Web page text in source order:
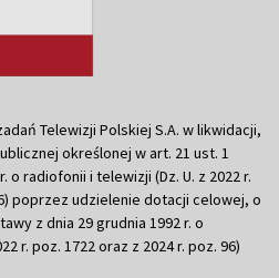
Telewizji Polskiej S.A. w likwidacji,
określonej w art. 21 ust. 1
o radiofonii i telewizji (Dz. U. z 2022 r.
poprzez udzielenie dotacji celowej, o
z dnia 29 grudnia 1992 r. o
r. poz. 1722 oraz z 2024 r. poz. 96)